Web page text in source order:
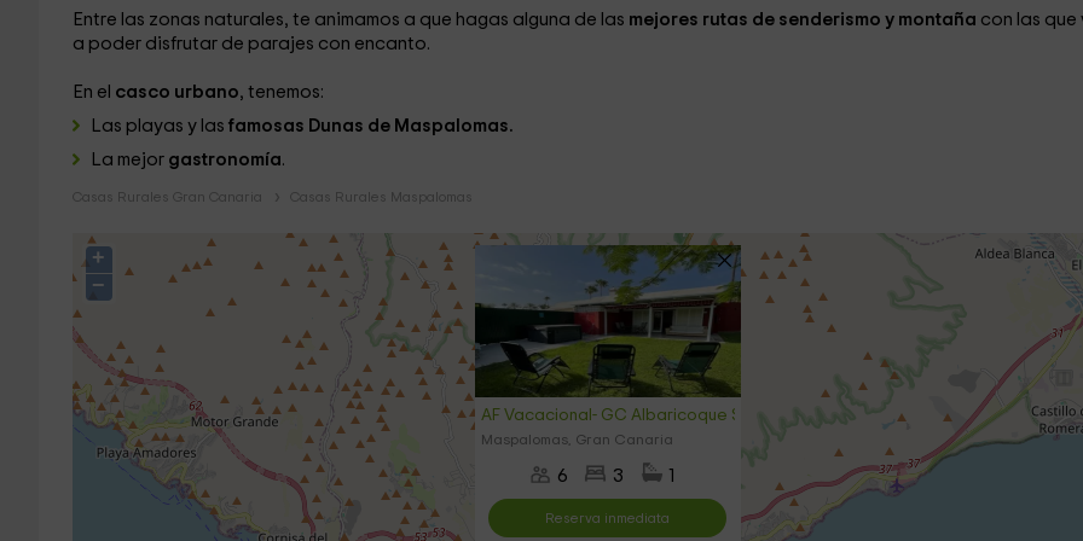
Entre las zonas naturales, te animamos a que hagas alguna de las mejores rutas de senderismo y montaña con las que
a poder disfrutar de parajes con encanto.
En el casco urbano, tenemos:
Las playas y las famosas Dunas de Maspalomas.
La mejor gastronomía.
Casas Rurales Gran Canaria Casas Rurales Maspalomas
AF Vacacional- GC Albaricoque Sun & Beach
Maspalomas, Gran Canaria
6 3
Reserva inmediata
+
−